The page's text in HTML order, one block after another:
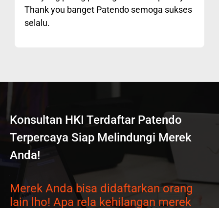
Thank you banget Patendo semoga sukses
selalu.
Konsultan HKI Terdaftar Patendo
Terpercaya Siap Melindungi Merek
Anda!
Merek Anda bisa didaftarkan orang
lain lho! Apa rela kehilangan merek